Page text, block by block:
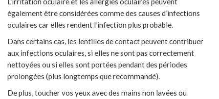
également être considérées comme des causes d’infections
oculaires car elles rendent l’infection plus probable.
Dans certains cas, les lentilles de contact peuvent contribuer
aux infections oculaires, si elles ne sont pas correctement
nettoyées ou si elles sont portées pendant des périodes
prolongées (plus longtemps que recommandé).
De plus, toucher vos yeux avec des mains non lavées ou